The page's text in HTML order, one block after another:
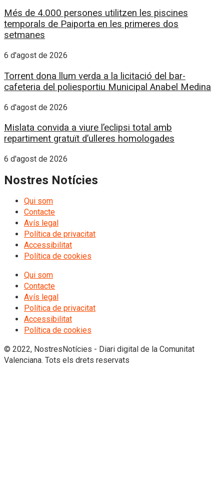
Més de 4.000 persones utilitzen les piscines
temporals de Paiporta en les primeres dos
setmanes
6 d'agost de 2026
Torrent dona llum verda a la licitació del bar-
cafeteria del poliesportiu Municipal Anabel Medina
6 d'agost de 2026
Mislata convida a viure l’eclipsi total amb
repartiment gratuït d’ulleres homologades
6 d'agost de 2026
Nostres Notícies
Qui som
Contacte
Avís legal
Política de privacitat
Accessibilitat
Política de cookies
Qui som
Contacte
Avís legal
Política de privacitat
Accessibilitat
Política de cookies
© 2022, NostresNotícies - Diari digital de la Comunitat
Valenciana. Tots els drets reservats